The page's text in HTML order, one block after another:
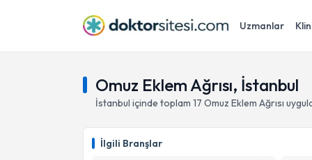
Uzmanlar
Omuz Eklem Ağrısı, İstanbul
İstanbul içinde toplam 17 Omuz Eklem Ağrısı
İlgili Branşlar